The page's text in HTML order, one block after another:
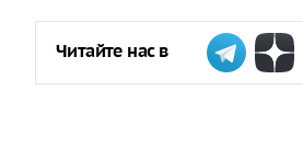
Читайте нас в